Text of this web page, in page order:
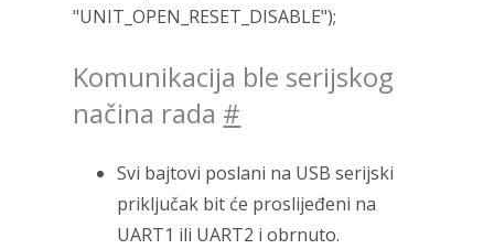
"UNIT_OPEN_RESET_DISABLE");
Komunikacija ble serijskog
načina rada #
Svi bajtovi poslani na USB serijski
priključak bit će proslijeđeni na
UART1 ili UART2 i obrnuto.